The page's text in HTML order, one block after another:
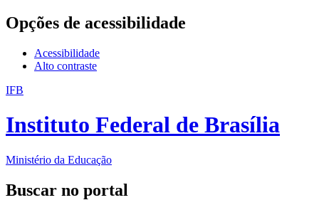
Opções de acessibilidade
Acessibilidade
Alto contraste
IFB
Instituto Federal de Brasília
Ministério da Educação
Buscar no portal